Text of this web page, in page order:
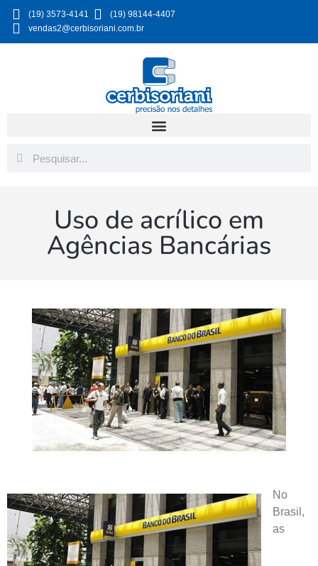
(19) 3573-4141
(19) 98144-4407
vendas2@cerbisoriani.com.br
Uso de acrílico em
Agências Bancárias
No
Brasil,
as